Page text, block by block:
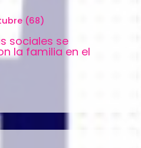
sociales se
la familia en el